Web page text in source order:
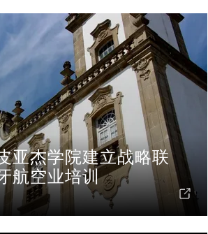
亚杰学院建立战略联
航空业培训